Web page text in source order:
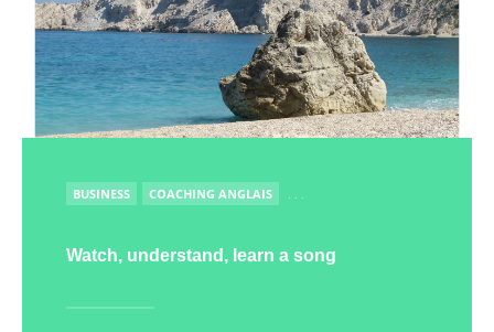
PUBLIÉ
BUSINESS COACHING ANGLAIS . . .
Watch, understand, learn a song